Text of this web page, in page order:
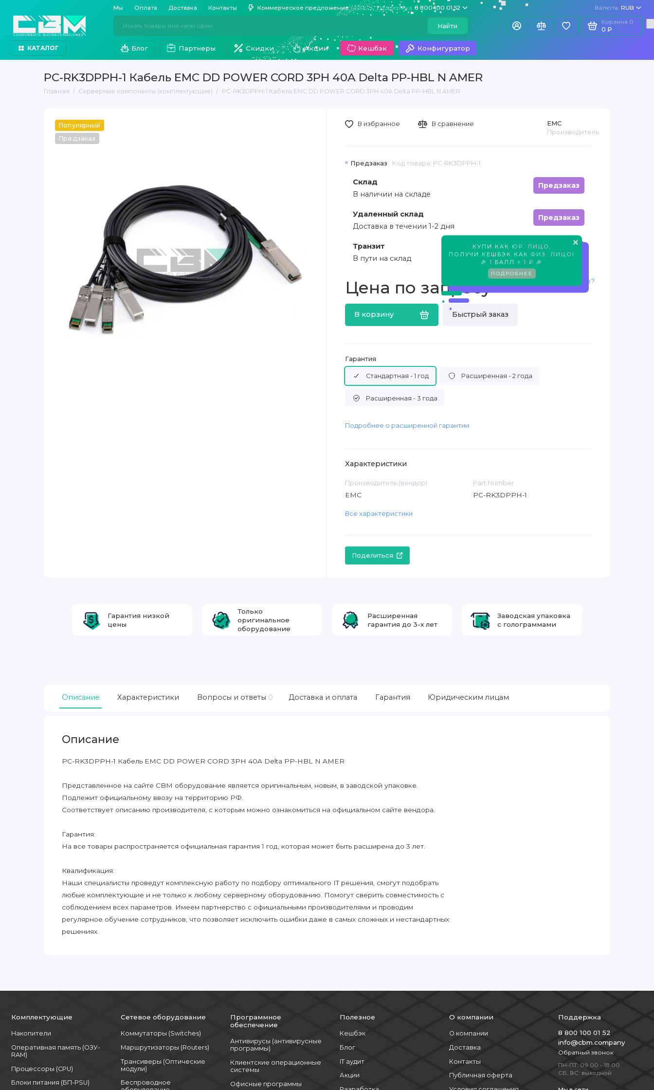
Мы Оплата Доставка Контакты Коммерческое предложение Поддержка 8 800 100 01 52 Валюта RUB
Найти
Корзина 0
0 ₽
КАТАЛОГ Блог Партнеры Скидки Акции Кешбэк Конфигуратор
PC-RK3DPPH-1 Кабель EMC DD POWER CORD 3PH 40A Delta PP-HBL N AMER
Главная Серверные компоненты (комплектующие) PC-RK3DPPH-1 Кабель EMC DD POWER CORD 3PH 40A Delta PP-HBL N AMER
Популярный
Предзаказ
×
КУПИ КАК ЮР. ЛИЦО
ПОЛУЧИ КЕШБЭК КАК ФИЗ. ЛИЦО !
🎉 1 БАЛЛ = 1 ₽ 🎉
ПОДРОБНЕЕ
Предзаказ Код товара: PC-RK3DPPH-1
EMC
Производитель
Склад
Предзаказ
В наличии на складе
Удаленный склад
Предзаказ
Доставка в течении 1-2 дня
Транзит
Предзаказ
В пути на склад
Цена по запросу
В корзину Быстрый заказ
Нашли дешевле?
В избранное В сравнение
Гарантия
Стандартная - 1 год Расширенная - 2 года
Расширенная - 3 года
Подробнее о расширенной гарантии
Характеристики
Производитель (вендор)
EMC
Part Number
PC-RK3DPPH-1
Все характеристики
Поделиться
Гарантия низкой
цены
Только
оригинальное
оборудование
Расширенная
гарантия до 3-х лет
Заводская упаковка
с голограммами
Описание Характеристики Вопросы и ответы 0 Доставка и оплата Гарантия Юридическим лицам
Описание
PC-RK3DPPH-1 Кабель EMC DD POWER CORD 3PH 40A Delta PP-HBL N AMER
Представленное на сайте CBM оборудование является оригинальным, новым, в заводской упаковке.
Подлежит официальному ввозу на территорию РФ.
Соответствует описанию производителя, с которым можно ознакомиться на официальном сайте вендора.
Гарантия:
На все товары распространяется официальная гарантия 1 год, которая может быть расширена до 3 лет.
Квалификация:
Наши специалисты проведут комплексную работу по подбору оптимального IT решения, смогут подобрать
любые комплектующие и не только к любому серверному оборудованию. Помогут сверить совместимость с
соблюдением всех параметров. Имеем партнерство с официальными производителями и проводим
регулярное обучение сотрудников, что позволяет исключить ошибки даже в самых сложных и нестандартных
решениях.
Комплектующие
Накопители
Оперативная память (ОЗУ-
RAM)
Процессоры (CPU)
Блоки питания (БП-PSU)
Сетевое оборудование
Коммутаторы (Switches)
Маршрутизаторы (Routers)
Трансиверы (Оптические
модули)
Беспроводное
Программное
обеспечение
Антивирусы (антивирусные
программы)
Клиентские операционные
системы
Офисные программы
Полезное
Кешбэк
Блог
IT аудит
Акции
О компании
О компании
Доставка
Контакты
Публичная оферта
Поддержка
8 800 100 01 52
info@cbm.company
Обратный звонок
ПН-ПТ: 09:00 - 18:00
СБ, ВС: выходной